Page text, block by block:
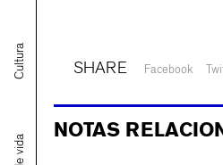
Cultura SHARE Facebook
NOTAS